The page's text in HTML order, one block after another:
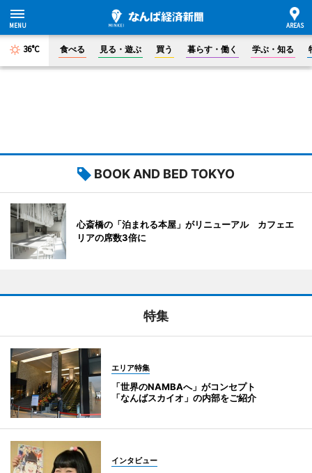
36°C 食べる 見る・遊ぶ 買う 暮らす・働く 学ぶ・知る
BOOK AND BED TOKYO
心斎橋の「泊まれる本屋」がリニューアル カフェエ
リアの席数3倍に
特集
エリア特集
「世界のNAMBAへ」がコンセプト
「なんばスカイオ」の内部をご紹介
インタビュー